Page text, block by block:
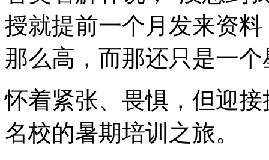
授就提前一个月发来资
那么高，而那还只是一
怀着紧张、畏惧，但迎
名校的暑期培训之旅。